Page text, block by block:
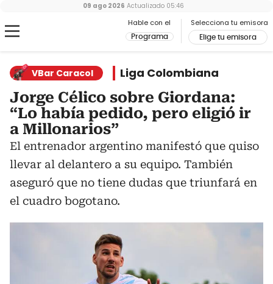
Hable con el
Programa
Selecciona tu emisora
Elige tu emisora
09 ago 2026 Actualizado 05:46
VBar Caracol Liga Colombiana
Jorge Célico sobre Giordana:
“Lo había pedido, pero eligió ir
a Millonarios”
El entrenador argentino manifestó que quiso
llevar al delantero a su equipo. También
aseguró que no tiene dudas que triunfará en
el cuadro bogotano.